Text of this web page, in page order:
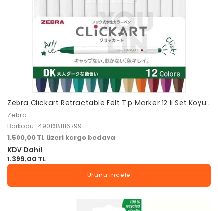
Zebra Clickart Retractable Felt Tip Marker 12 li Set Koyu
Renkler DK
Zebra
Barkodu : 4901681116799
1.500,00 TL üzeri kargo bedava
KDV Dahil
1.399,00 TL
Ürünü İncele